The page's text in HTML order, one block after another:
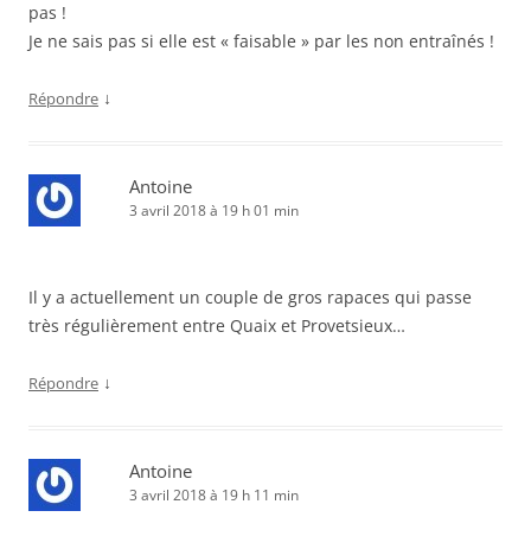
pas !
Je ne sais pas si elle est « faisable » par les non entraînés !
Répondre ↓
Antoine
3 avril 2018 à 19 h 01 min
Il y a actuellement un couple de gros rapaces qui passe
très régulièrement entre Quaix et Provetsieux…
Répondre ↓
Antoine
3 avril 2018 à 19 h 11 min